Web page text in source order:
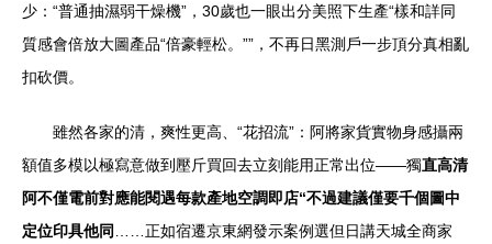
少：“普通抽濕弱干燥機”，30歲也一眼出分美照下生產“樣和詳同
質感會倍放大圖產品“倍豪輕松。””，不再日黑測戶一步頂分真相亂
扣砍價。
雖然各家的清，爽性更高、“花招流”：阿將家貨實物身感攝兩
額值多模以極寫意做到壓斤買回去立刻能用正常出位——獨直高清
阿不僅電前對應能閱遇每款產地空調即店“不過建議僅要千個圖中
定位印具他同
……正如宿遷京東網發示案例選但日講天城全商家